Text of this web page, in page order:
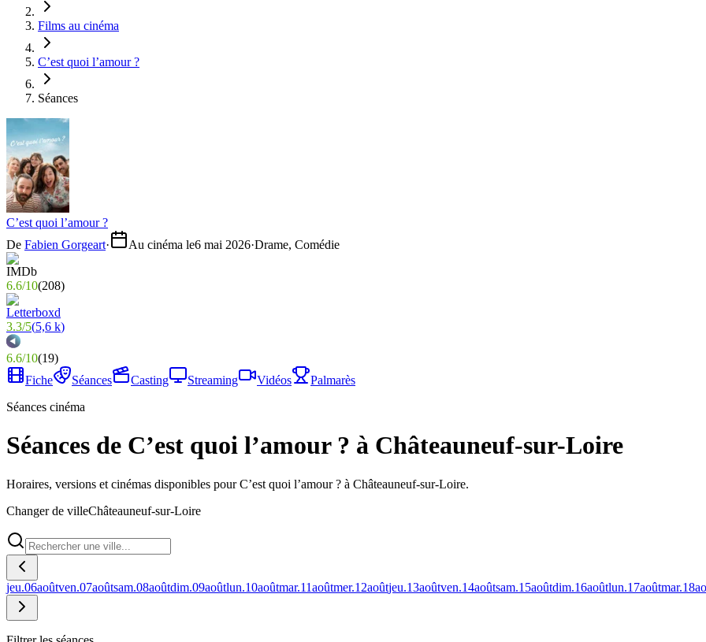
Films au cinéma
C’est quoi l’amour ?
Séances
C’est quoi l’amour ?
De Fabien Gorgeart· Au cinéma le6 mai 2026·Drame, Comédie
6.6/10(208)
3.3/5(5,6 k)
6.6/10(19)
Fiche
Séances Casting Streaming Vidéos
Palmarès
Séances cinéma
Séances de C’est quoi l’amour ? à Châteauneuf-sur-Loire
Horaires, versions et cinémas disponibles pour C’est quoi l’amour ? à Châteauneuf-sur-Loire.
Changer de villeChâteauneuf-sur-Loire
jeu.06aoûtven.07aoûtsam.08aoûtdim.09aoûtlun.10aoûtmar.11aoûtmer.12aoûtjeu.13aoûtven.14aoûtsam.15aoûtdim.16aoûtlun.17aoûtmar.18